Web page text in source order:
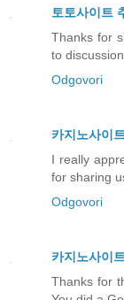
토토사이트
Thanks for
to discussion
Odgovori
카지노사이
I really
for sharing
Odgovori
카지노사이
Thanks for